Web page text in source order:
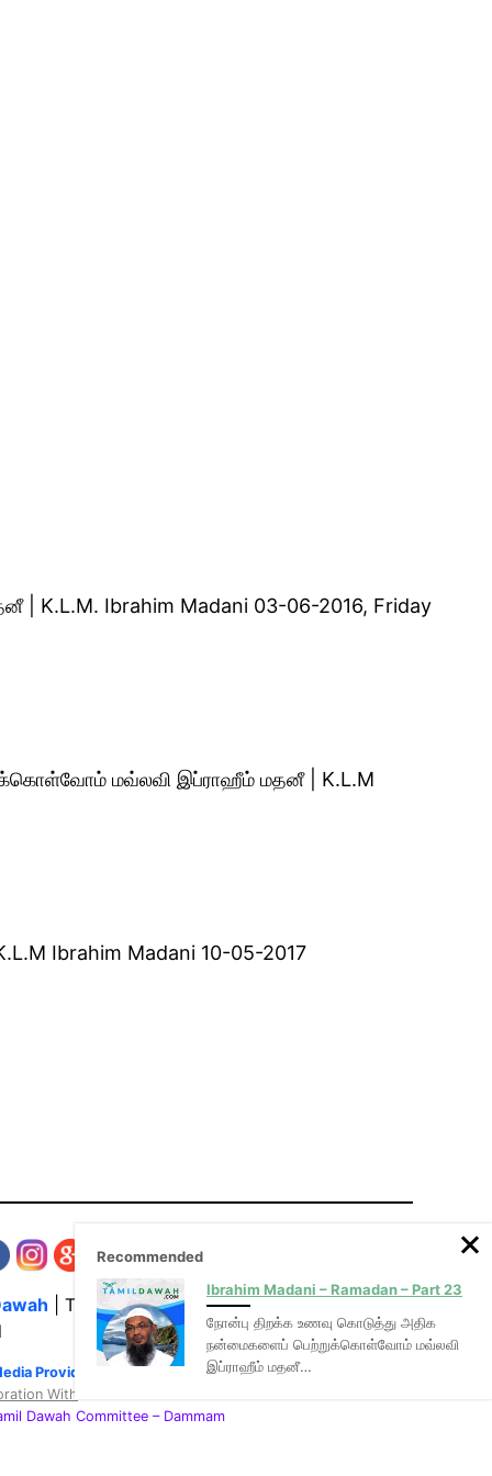
K.L.M. Ibrahim Madani 03-06-2016, Friday
மவ்லவி இப்ராஹீம் மதனீ | K.L.M
Ibrahim Madani 10-05-2017
| The Media Hub for Islamic Lectures
Provider of video & audio mp3 tamil bayans
With
Dawah Committee – Dammam
Recommended
Ibrahim Madani – Ramadan – Part 23
நோன்பு திறக்க உணவு கொடுத்து அதிக
நன்மைகளைப் பெற்றுக்கொள்வோம் மவ்லவி
இப்ராஹீம் மதனீ…